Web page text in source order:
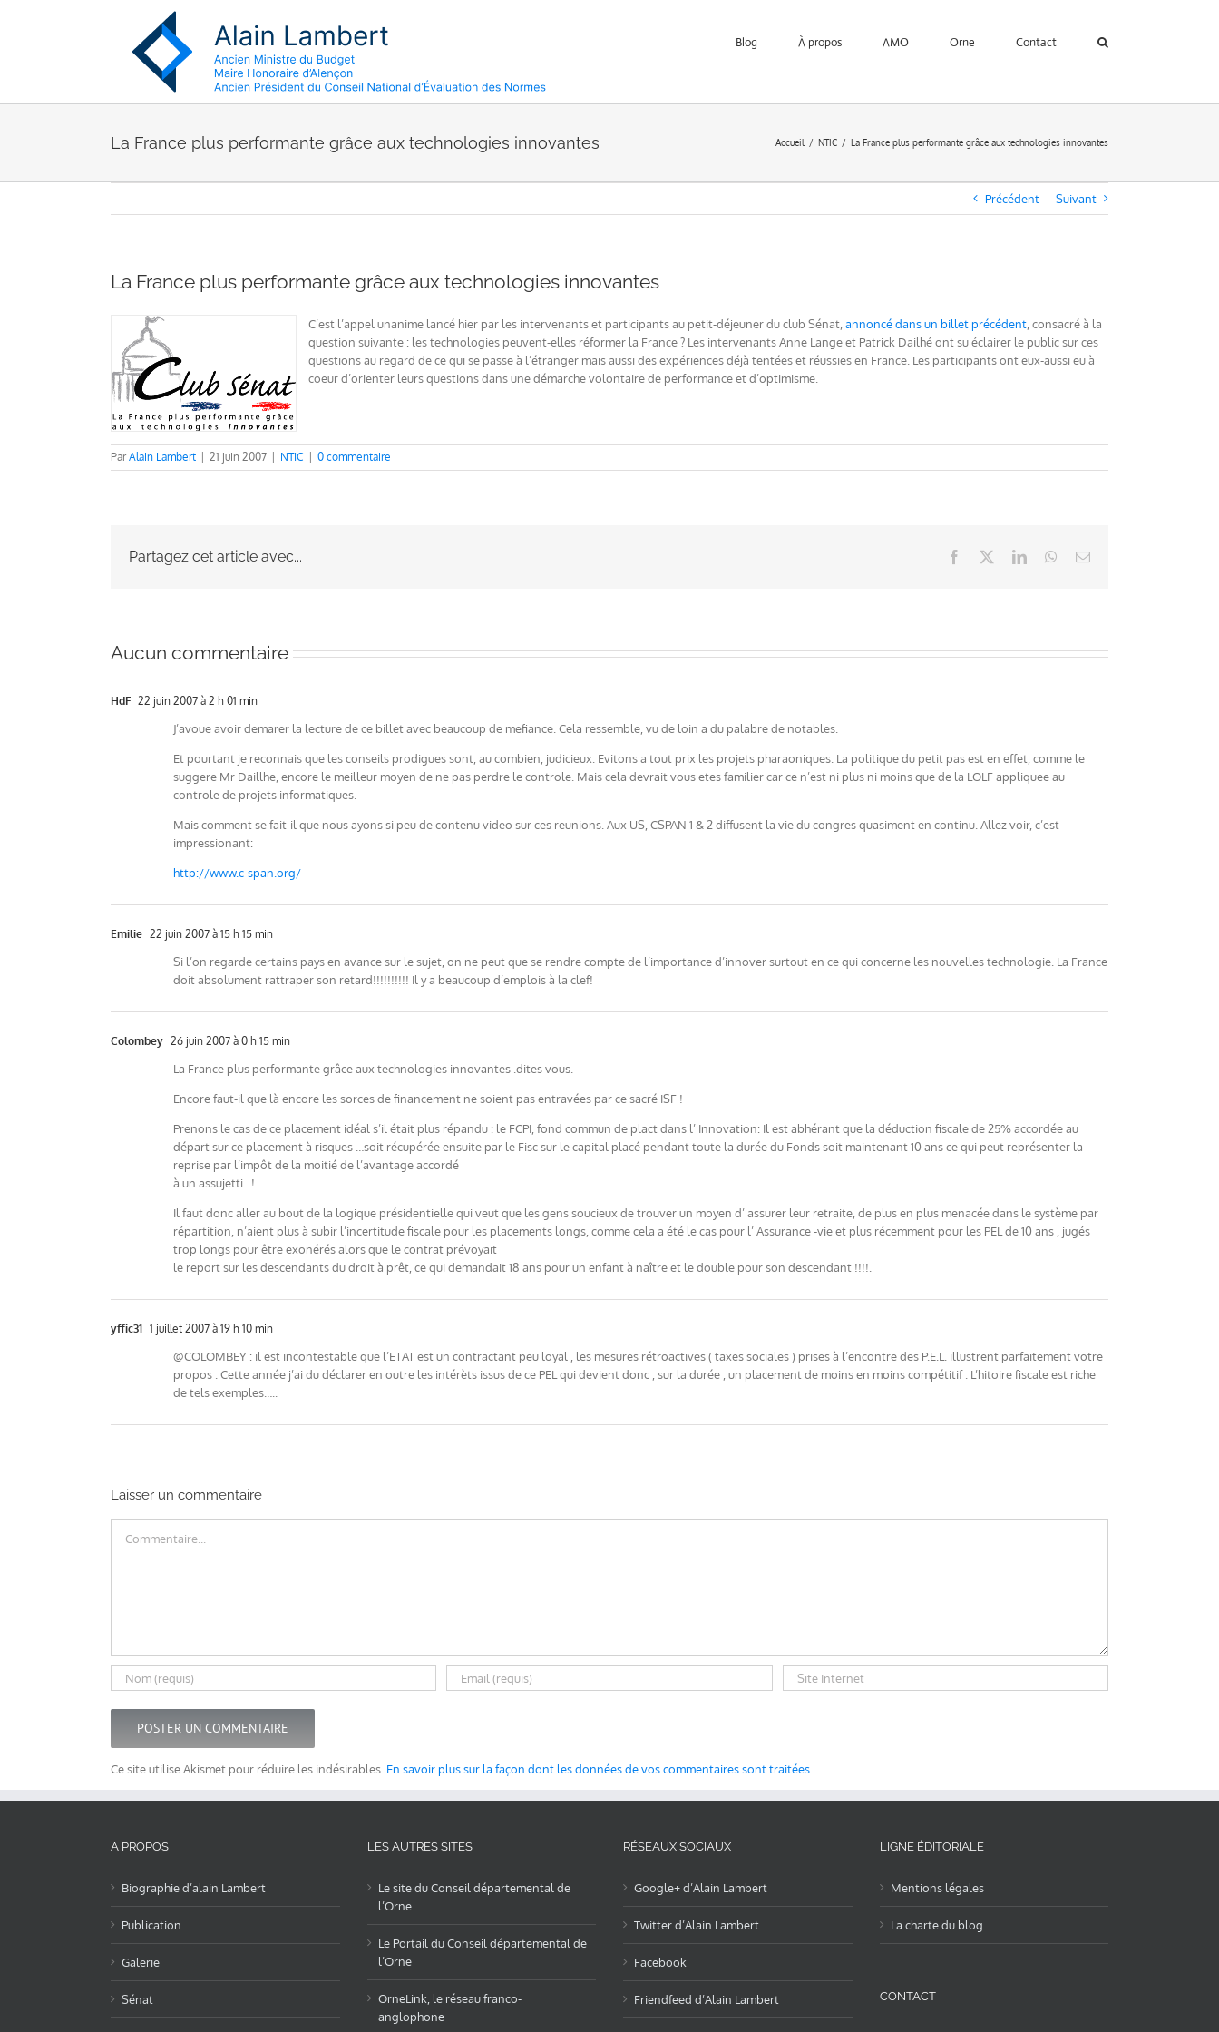
Blog À propos AMO Orne Contact
La France plus performante grâce aux technologies innovantes Accueil NTIC La France plus performante grâce aux technologies innovantes
Précédent Suivant
La France plus performante grâce aux technologies innovantes
C’est l’appel unanime lancé hier par les intervenants et participants au petit-déjeuner du club Sénat, annoncé dans un billet précédent , consacré à la
question suivante : les technologies peuvent-elles réformer la France ? Les intervenants Anne Lange et Patrick Dailhé ont su éclairer le public sur ces
questions au regard de ce qui se passe à l’étranger mais aussi des expériences déjà tentées et réussies en France. Les participants ont eux-aussi eu à
coeur d’orienter leurs questions dans une démarche volontaire de performance et d’optimisme.
ParAlain Lambert 21 juin 2007 NTIC 0 commentaire
Partagez cet article avec... Facebook LinkedInWhatsApp
Email
Aucun commentaire
HdF 22 juin 2007 à 2 h 01 min
J’avoue avoir demarer la lecture de ce billet avec beaucoup de mefiance. Cela ressemble, vu de loin a du palabre de notables.
Et pourtant je reconnais que les conseils prodigues sont, au combien, judicieux. Evitons a tout prix les projets pharaoniques. La politique du petit pas est en effet, comme le
suggere Mr Daillhe, encore le meilleur moyen de ne pas perdre le controle. Mais cela devrait vous etes familier car ce n’est ni plus ni moins que de la LOLF appliquee au
controle de projets informatiques.
Mais comment se fait-il que nous ayons si peu de contenu video sur ces reunions. Aux US, CSPAN 1 & 2 diffusent la vie du congres quasiment en continu. Allez voir, c’est
impressionant:
http://www.c-span.org/
Emilie 22 juin 2007 à 15 h 15 min
Si l’on regarde certains pays en avance sur le sujet, on ne peut que se rendre compte de l’importance d’innover surtout en ce qui concerne les nouvelles technologie. La France
doit absolument rattraper son retard!!!!!!!!!! Il y a beaucoup d’emplois à la clef!
Colombey 26 juin 2007 à 0 h 15 min
La France plus performante grâce aux technologies innovantes .dites vous.
Encore faut-il que là encore les sorces de financement ne soient pas entravées par ce sacré ISF !
Prenons le cas de ce placement idéal s’il était plus répandu : le FCPI, fond commun de plact dans l’ Innovation: Il est abhérant que la déduction fiscale de 25% accordée au
départ sur ce placement à risques …soit récupérée ensuite par le Fisc sur le capital placé pendant toute la durée du Fonds soit maintenant 10 ans ce qui peut représenter la
reprise par l’impôt de la moitié de l’avantage accordé
à un assujetti . !
Il faut donc aller au bout de la logique présidentielle qui veut que les gens soucieux de trouver un moyen d’ assurer leur retraite, de plus en plus menacée dans le système par
répartition, n’aient plus à subir l’incertitude fiscale pour les placements longs, comme cela a été le cas pour l’ Assurance -vie et plus récemment pour les PEL de 10 ans , jugés
trop longs pour être exonérés alors que le contrat prévoyait
le report sur les descendants du droit à prêt, ce qui demandait 18 ans pour un enfant à naître et le double pour son descendant !!!!.
yffic31 1 juillet 2007 à 19 h 10 min
@COLOMBEY : il est incontestable que l’ETAT est un contractant peu loyal , les mesures rétroactives ( taxes sociales ) prises à l’encontre des P.E.L. illustrent parfaitement votre
propos . Cette année j’ai du déclarer en outre les intérèts issus de ce PEL qui devient donc , sur la durée , un placement de moins en moins compétitif . L’hitoire fiscale est riche
de tels exemples…..
Laisser un commentaire
Ce site utilise Akismet pour réduire les indésirables. En savoir plus sur la façon dont les données de vos commentaires sont traitées
A PROPOS
Biographie d’alain Lambert
Publication
Galerie
Sénat
LES AUTRES SITES
Le site du Conseil départemental de
l’Orne
Le Portail du Conseil départemental de
l’Orne
OrneLink, le réseau franco-
anglophone
RÉSEAUX SOCIAUX
Google+ d’Alain Lambert
Twitter d’Alain Lambert
Facebook
Friendfeed d’Alain Lambert
LIGNE ÉDITORIALE
Mentions légales
La charte du blog
CONTACT